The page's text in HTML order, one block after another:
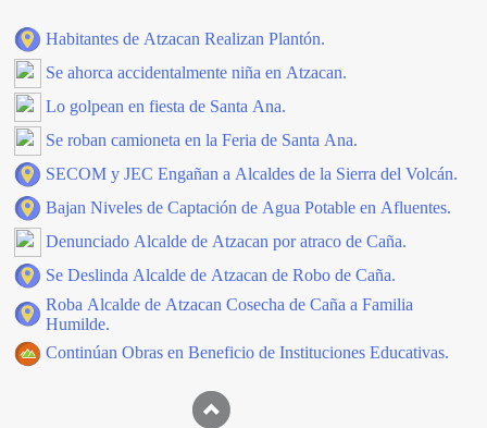
Habitantes de Atzacan Realizan Plantón.
Se ahorca accidentalmente niña en Atzacan.
Lo golpean en fiesta de Santa Ana.
Se roban camioneta en la Feria de Santa Ana.
SECOM y JEC Engañan a Alcaldes de la Sierra del Volcán.
Bajan Niveles de Captación de Agua Potable en Afluentes.
Denunciado Alcalde de Atzacan por atraco de Caña.
Se Deslinda Alcalde de Atzacan de Robo de Caña.
Roba Alcalde de Atzacan Cosecha de Caña a Familia
Humilde.
Continúan Obras en Beneficio de Instituciones Educativas.